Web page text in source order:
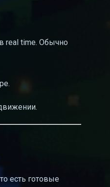
в real time. Обычно
есть готовые